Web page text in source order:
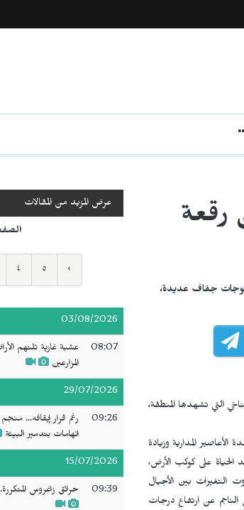
رقعة
جفاف عديدة،
التي تشهدها المنطقة،
المدارية وزيادة
على كوكب الأرض،
التغيرات بين الأجيال
الناجم عن ارتفاع درجات
عرض المزيد من المقالات
الصفحة
٤ ٥ ›
03/08/2026
08:07
عشبة غازية تلتهم
المزارعين
29/07/2026
09:26
رغم قرار إيقافه...
اتهامات بتدمير البيئة
15/07/2026
09:39 حرائق زاغروس